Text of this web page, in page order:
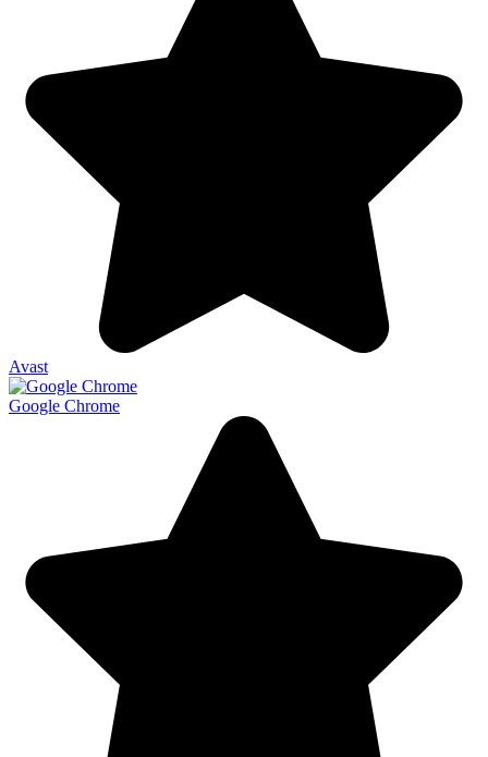
Avast
Google Chrome